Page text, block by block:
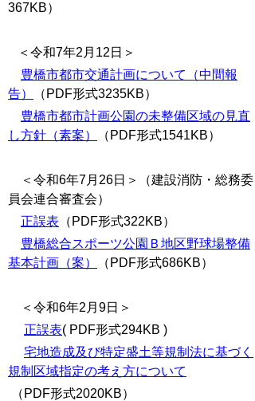
367KB）
＜令和7年2月12日＞
豊橋市都市交通計画について（中間報
告）
（PDF形式3235KB）
豊橋市都市計画公園の未整備区域の見直
し方針（素案）
（PDF形式1541KB）
＜令和6年7月26日＞（建設消防・総務委
員会連合審査会）
正誤表 （PDF形式322KB）
豊橋総合スポーツ公園Ｂ地区野球場整備
基本計画（案）
（PDF形式686KB）
＜令和6年2月9日＞
正誤表( PDF形式294KB )
宅地造成及び特定盛土等規制法に基づく
規制区域指定の考え方について
（PDF形式2020KB）